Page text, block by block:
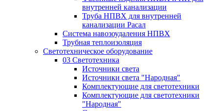
внутренней канализации
Труба НПВХ для внутренней
канализации Расал
Система навозоудаления НПВХ
Трубная теплоизоляция
Светотехническое оборудование
03 Светотехника
Источники света
Источники света "Народная"
Комплектующие для светотехники
Комплектующие для светотехники
"Народная"